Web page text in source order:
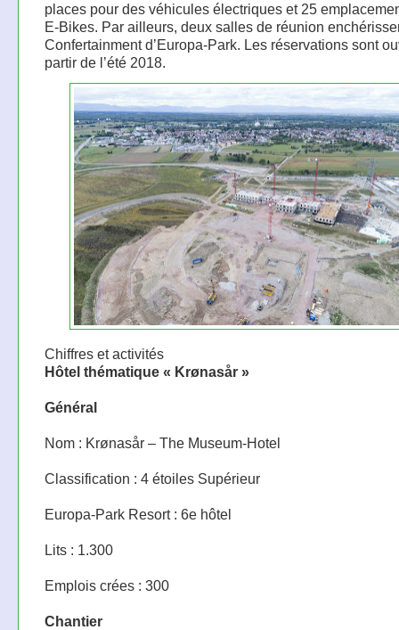
places pour des véhicules électriques et 25
E-Bikes. Par ailleurs, deux salles de réunion
Confertainment d’Europa-Park. Les réservations sont
partir de l’été 2018.
Chiffres et activités
Hôtel thématique « Krønasår »
Général
Nom : Krønasår – The Museum-Hotel
Classification : 4 étoiles Supérieur
Europa-Park Resort : 6e hôtel
Lits : 1.300
Emplois crées : 300
Chantier